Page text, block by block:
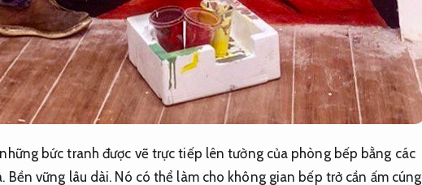
bức tranh được vẽ trực tiếp lên tường của phòng bếp bằng các
Bền vững lâu dài. Nó có thể làm cho không gian bếp trở cần ấm cúng